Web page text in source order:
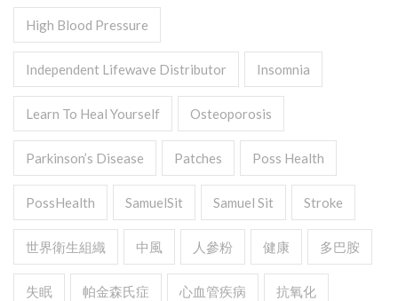
High Blood Pressure
Independent Lifewave Distributor Insomnia
Learn To Heal Yourself Osteoporosis
Parkinson’s Disease Patches Poss Health
PossHealth SamuelSit Samuel Sit Stroke
世界衛生組織 中風 人參粉 健康 多巴胺
失眠 帕金森氏症 心血管疾病 抗氧化